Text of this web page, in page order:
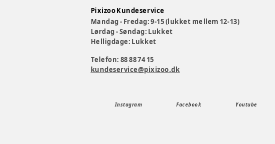
Pixizoo Kundeservice
Mandag - Fredag: 9-15 (lukket mellem 12-13)
Lørdag - Søndag: Lukket
Helligdage: Lukket
Telefon: 88 88 74 15
kundeservice@pixizoo.dk
Instagram Facebook Youtube